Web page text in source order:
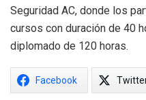
Seguridad AC, donde los
cursos con duración de 40
diplomado de 120 horas.
Facebook